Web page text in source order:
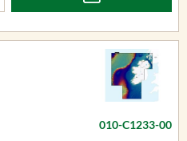
010-C1233-00